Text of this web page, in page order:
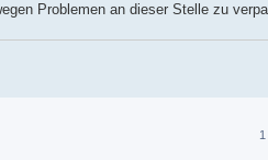
Problemen an dieser Stelle zu